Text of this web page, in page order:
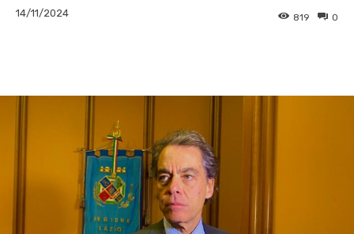
14/11/2024 0
819